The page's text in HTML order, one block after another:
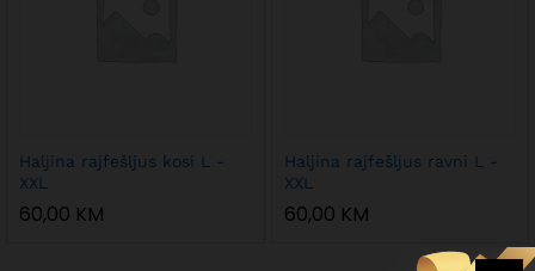
Haljina rajfešljus kosi L -
XXL
60,00 KM
Haljina rajfešljus ravni L -
XXL
60,00 KM